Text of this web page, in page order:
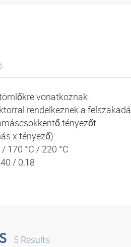
vonatkoznak.
rendelkeznek a
tényezőt.
x tényező)
170 °C / 220 °C
/ 0,18
5 Results